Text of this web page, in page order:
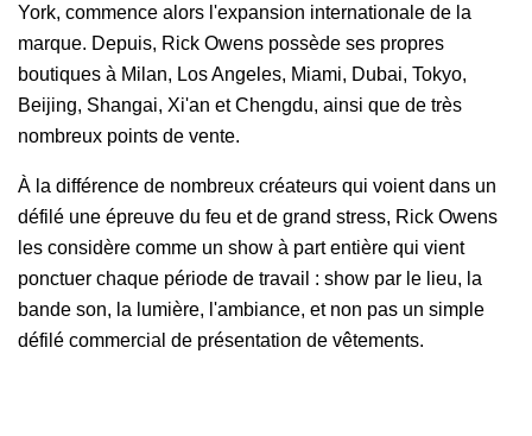
York, commence alors l'expansion internationale de la
marque. Depuis, Rick Owens possède ses propres
boutiques à Milan, Los Angeles, Miami, Dubai, Tokyo,
Beijing, Shangai, Xi'an et Chengdu, ainsi que de très
nombreux points de vente.
À la différence de nombreux créateurs qui voient dans un
défilé une épreuve du feu et de grand stress, Rick Owens
les considère comme un show à part entière qui vient
ponctuer chaque période de travail : show par le lieu, la
bande son, la lumière, l'ambiance, et non pas un simple
défilé commercial de présentation de vêtements.